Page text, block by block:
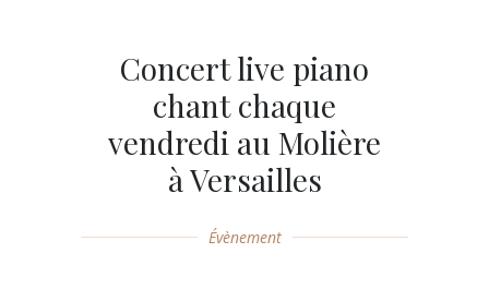
Concert live piano
chant chaque
vendredi au Molière
à Versailles
Évènement